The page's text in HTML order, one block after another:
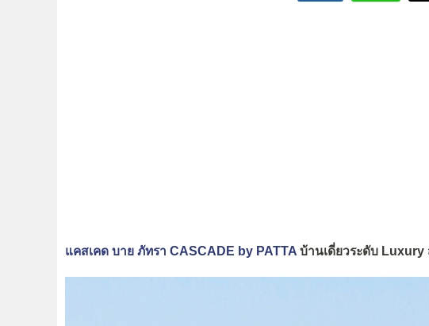
แคสเคด บาย ภัทรา CASCADE by PATTA บ้านเดี่ยวระดับ